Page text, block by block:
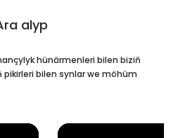
alyp
hünärmenleri bilen biziň
bilen synlar we möhüm